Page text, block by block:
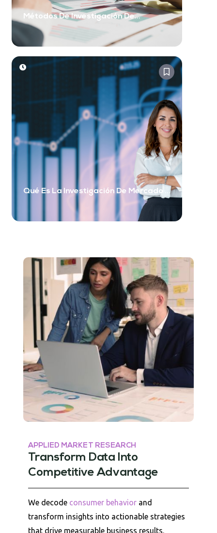
Métodos De Investigación De
Mercado Que Realmente Funcionan
(y No Romperán Tu Presupuesto)
Qué Es La Investigación De Mercado Y
Por Qué Tu Negocio Realmente La
APPLIED MARKET RESEARCH
Transform Data Into
Competitive Advantage
We decode consumer behavior and
transform insights into actionable strategies
that drive measurable business results.